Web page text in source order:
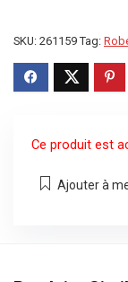
SKU: 261159 Tag:
Ce produit est
Ajouter à